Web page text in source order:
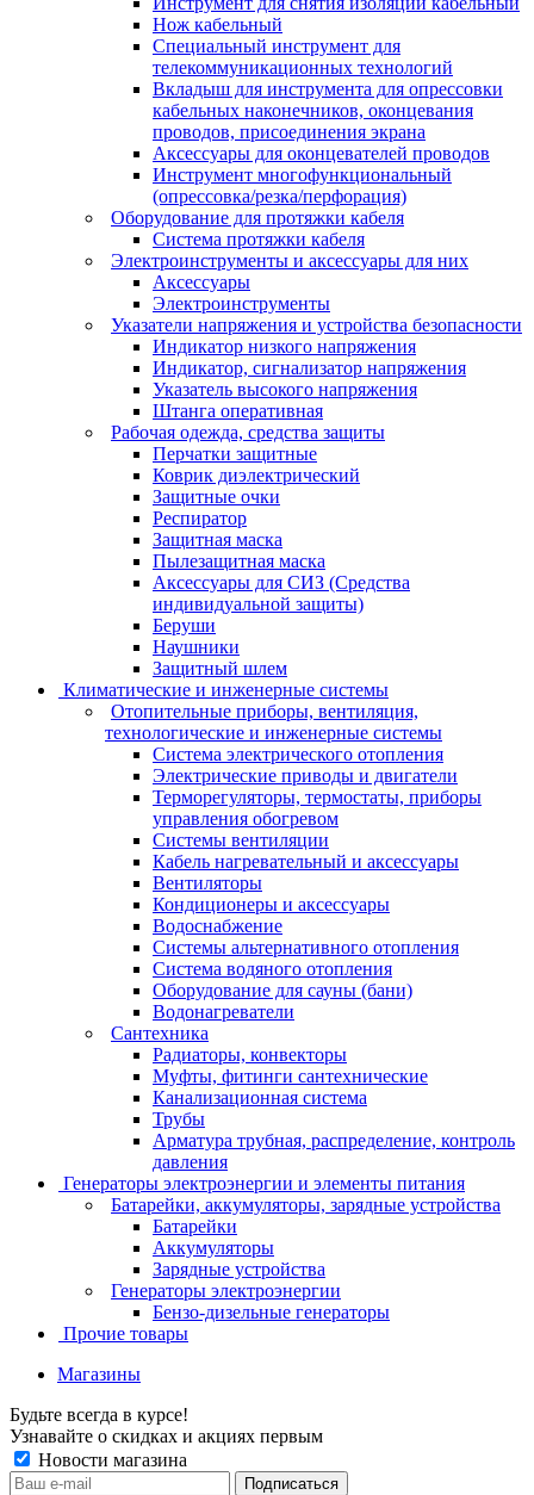
Нож кабельный
Специальный инструмент для
телекоммуникационных технологий
Вкладыш для инструмента для опрессовки
кабельных наконечников, оконцевания
проводов, присоединения экрана
Аксессуары для оконцевателей проводов
Инструмент многофункциональный
(опрессовка/резка/перфорация)
Оборудование для протяжки кабеля
Система протяжки кабеля
Электроинструменты и аксессуары для них
Аксессуары
Электроинструменты
Указатели напряжения и устройства безопасности
Индикатор низкого напряжения
Индикатор, сигнализатор напряжения
Указатель высокого напряжения
Штанга оперативная
Рабочая одежда, средства защиты
Перчатки защитные
Коврик диэлектрический
Защитные очки
Респиратор
Защитная маска
Пылезащитная маска
Аксессуары для СИЗ (Средства
индивидуальной защиты)
Беруши
Наушники
Защитный шлем
Климатические и инженерные системы
Отопительные приборы, вентиляция,
технологические и инженерные системы
Система электрического отопления
Электрические приводы и двигатели
Терморегуляторы, термостаты, приборы
управления обогревом
Системы вентиляции
Кабель нагревательный и аксессуары
Вентиляторы
Кондиционеры и аксессуары
Водоснабжение
Системы альтернативного отопления
Система водяного отопления
Оборудование для сауны (бани)
Водонагреватели
Сантехника
Радиаторы, конвекторы
Муфты, фитинги сантехнические
Канализационная система
Трубы
Арматура трубная, распределение, контроль
давления
Генераторы электроэнергии и элементы питания
Батарейки, аккумуляторы, зарядные устройства
Батарейки
Аккумуляторы
Зарядные устройства
Генераторы электроэнергии
Бензо-дизельные генераторы
Прочие товары
Магазины
Будьте всегда в курсе!
Узнавайте о скидках и акциях первым
Новости магазина